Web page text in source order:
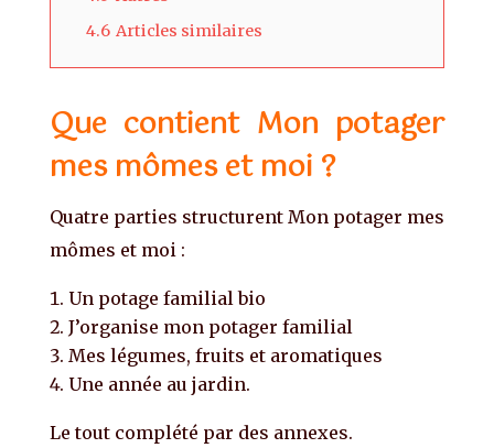
4.6 Articles similaires
Que contient Mon potager
mes mômes et moi ?
Quatre parties structurent Mon potager mes
mômes et moi :
Un potage familial bio
J’organise mon potager familial
Mes légumes, fruits et aromatiques
Une année au jardin.
Le tout complété par des annexes.